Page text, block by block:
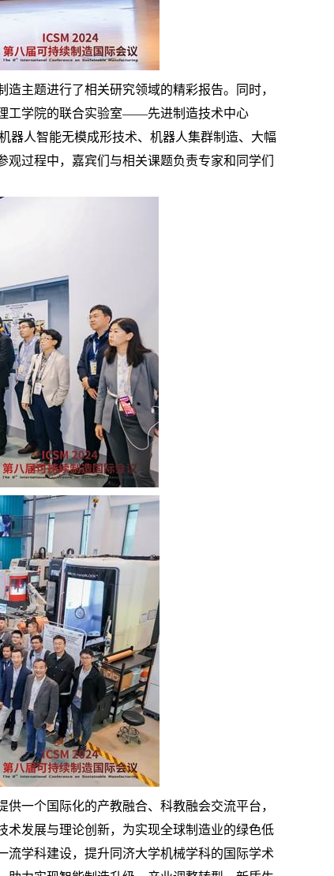
主题进行了相关研究领域的精彩报告。同时，
工学院的联合实验室——先进制造技术中心
器人智能无模成形技术、机器人集群制造、大幅
过程中，嘉宾们与相关课题负责专家和同学们
一个国际化的产教融合、科教融会交流平台，
术发展与理论创新，为实现全球制造业的绿色低
流学科建设，提升同济大学机械学科的国际学术